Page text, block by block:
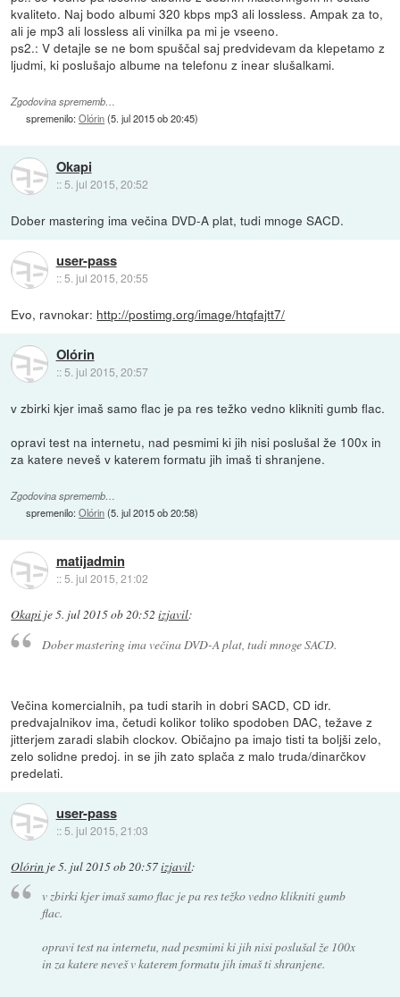
kvaliteto. Naj bodo albumi 320 kbps mp3 ali lossless. Ampak za to,
ali je mp3 ali lossless ali vinilka pa mi je vseeno.
ps2.: V detajle se ne bom spuščal saj predvidevam da klepetamo z
ljudmi, ki poslušajo albume na telefonu z inear slušalkami.
Zgodovina sprememb…
spremenilo:Olórin(5. jul 2015 ob 20:45)
Okapi
:: 5. jul 2015, 20:52
Dober mastering ima večina DVD-A plat, tudi mnoge SACD.
user-pass
::5. jul 2015, 20:55
Evo, ravnokar: http://postimg.org/image/htqfajtt7/
Olórin
:: 5. jul 2015, 20:57
v zbirki kjer imaš samo flac je pa res težko vedno klikniti gumb flac.
opravi test na internetu, nad pesmimi ki jih nisi poslušal že 100x in
za katere neveš v katerem formatu jih imaš ti shranjene.
Zgodovina sprememb…
spremenilo:Olórin(5. jul 2015 ob 20:58)
matijadmin
::5. jul 2015, 21:02
Okapi je5. jul 2015 ob 20:52 izjavil:
Dober mastering ima večina DVD-A plat, tudi mnoge SACD.
Večina komercialnih, pa tudi starih in dobri SACD, CD idr.
predvajalnikov ima, četudi kolikor toliko spodoben DAC, težave z
jitterjem zaradi slabih clockov. Običajno pa imajo tisti ta boljši zelo,
zelo solidne predoj. in se jih zato splača z malo truda/dinarčkov
predelati.
user-pass
:: 5. jul 2015, 21:03
Olórin je5. jul 2015 ob 20:57izjavil:
v zbirki kjer imaš samo flac je pa res težko vedno klikniti gumb
flac.
opravi test na internetu, nad pesmimi ki jih nisi poslušal že 100x
in za katere neveš v katerem formatu jih imaš ti shranjene.